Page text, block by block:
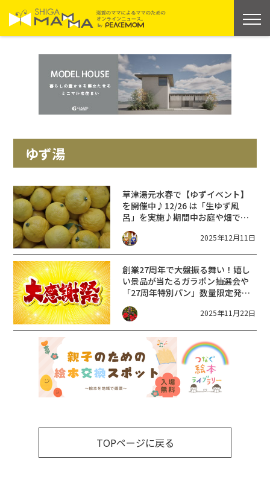
ゆず湯
草津湯元水春で【ゆずイベント】
を開催中♪12/26 は「生ゆず風
呂」を実施♪期間中お庭や畑で育
てたゆずを持参で2kgごとに1枚
『入浴招待券』プレゼント！
2025年12月11日
創業27周年で大盤振る舞い！嬉し
い景品が当たるガラポン抽選会や
「27周年特別パン」数量限定発
売！【北近江リゾート】
2025年11月22日
TOPページに戻る